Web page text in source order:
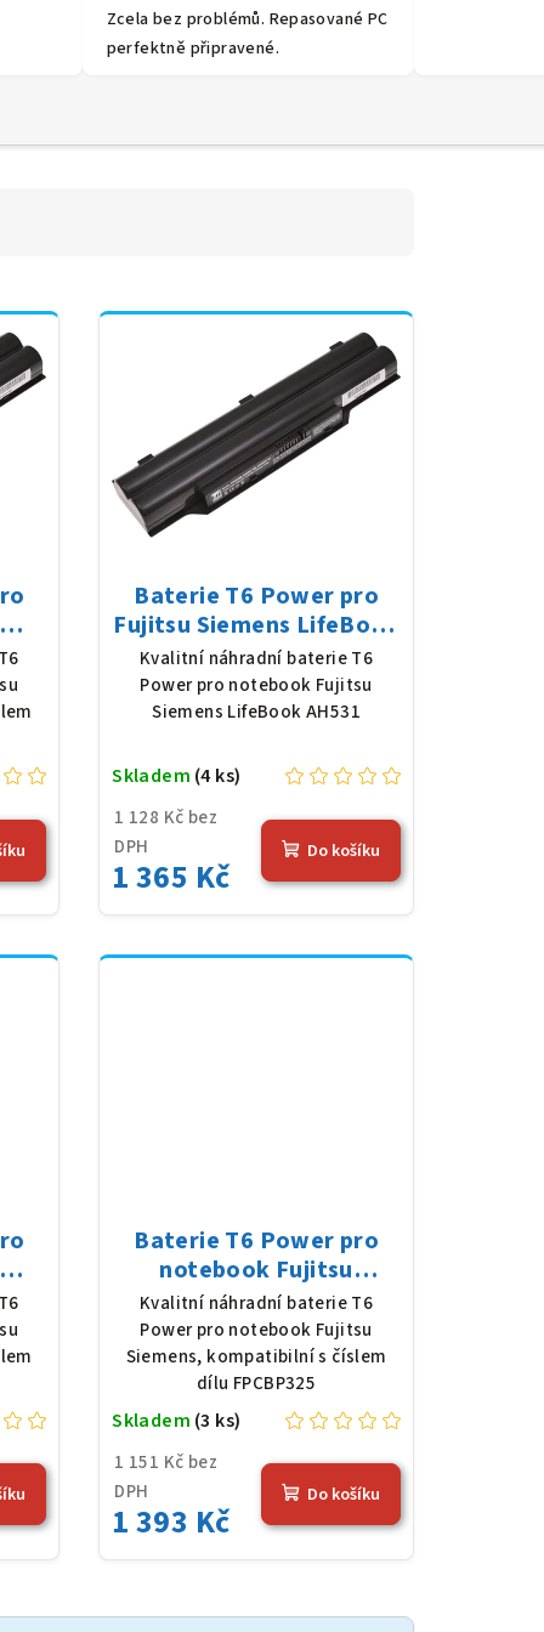
Zcela bez problémů. Repasované PC
perfektně připravené.
Baterie T6 Power pro
Fujitsu Siemens LifeBook
AH531, Li-Ion, 10,8 V,
5200 mAh (56 Wh), černá
Kvalitní náhradní baterie T6
Power pro notebook Fujitsu
Siemens LifeBook AH531
1 128 Kč bez
DPH
1 365 Kč
Skladem (4 ks)
Do košíku
Baterie T6 Power pro
notebook Fujitsu
Siemens FPCBP325, Li-
Ion, 10,8 V, 5200 mAh (56
Wh), černá
Kvalitní náhradní baterie T6
Power pro notebook Fujitsu
Siemens, kompatibilní s číslem
dílu FPCBP325
1 151 Kč bez
DPH
1 393 Kč
Skladem (3 ks)
Do košíku